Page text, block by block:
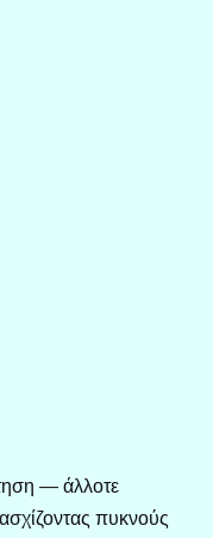
— άλλοτε
πυκνούς